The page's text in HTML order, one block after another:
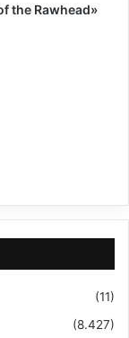
the Rawhead»
(11)
(8.427)